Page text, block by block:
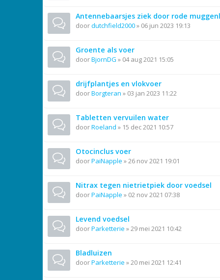
Antennebaarsjes ziek door rode
doordutchfield2000» 06 jun 2023 19:13
Groente als voer
doorBjornDG » 04 aug 2021 15:05
drijfplantjes en vlokvoer
doorBorgteran » 03 jan 2023 11:22
Tabletten vervuilen water
doorRoeland » 15 dec 2021 10:57
Otocinclus voer
doorPaiNapple »26 nov 2021 19:01
Nitrax tegen nietrietpiek door voedsel
doorPaiNapple » 02 nov 2021 07:38
Levend voedsel
doorParketterie »29 mei 2021 10:42
Bladluizen
doorParketterie »20 mei 2021 12:41